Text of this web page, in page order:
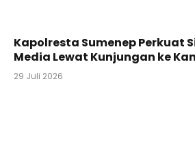
Kapolresta Sumenep Perkuat
Media Lewat Kunjungan ke
29 Juli 2026